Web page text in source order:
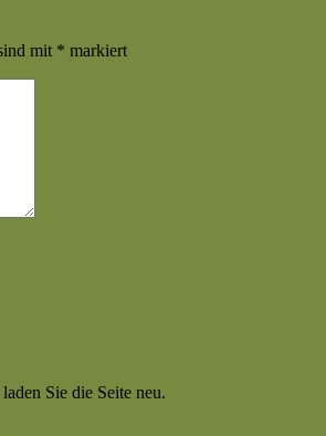
mit * markiert
Sie die Seite neu.